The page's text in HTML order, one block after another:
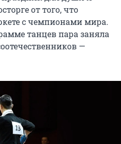
от того, что
с чемпионами мира.
танцев пара заняла
—